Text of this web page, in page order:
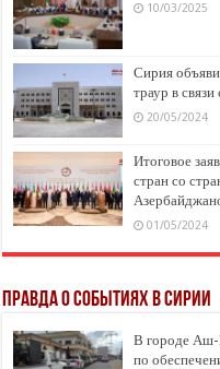
10/03/2025
Сирия
траур в
20/05/2024
Итоговое
стран со
01/05/2024
Правда о событиях в Сирии
В городе Аш-
по